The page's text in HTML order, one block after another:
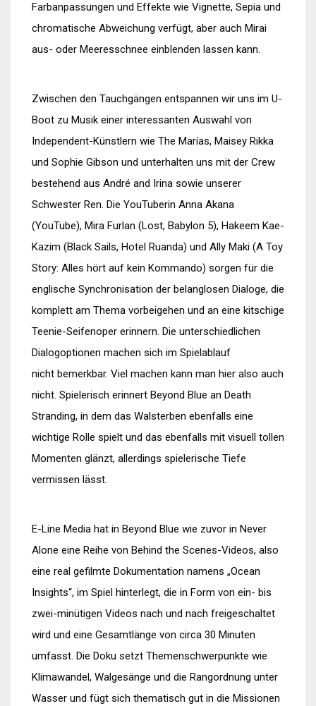
Farbanpassungen und Effekte wie Vignette, Sepia und
chromatische Abweichung verfügt, aber auch Mirai
aus- oder Meeresschnee einblenden lassen kann.
Zwischen den Tauchgängen entspannen wir uns im U-
Boot zu Musik einer interessanten Auswahl von
Independent-Künstlern wie The Marías, Maisey Rikka
und Sophie Gibson und unterhalten uns mit der Crew
bestehend aus André and Irina sowie unserer
Schwester Ren. Die YouTuberin Anna Akana
(YouTube), Mira Furlan (Lost, Babylon 5), Hakeem Kae-
Kazim (Black Sails, Hotel Ruanda) und Ally Maki (A Toy
Story: Alles hört auf kein Kommando) sorgen für die
englische Synchronisation der belanglosen Dialoge, die
komplett am Thema vorbeigehen und an eine kitschige
Teenie-Seifenoper erinnern. Die unterschiedlichen
Dialogoptionen machen sich im Spielablauf
nicht bemerkbar. Viel machen kann man hier also auch
nicht. Spielerisch erinnert Beyond Blue an Death
Stranding, in dem das Walsterben ebenfalls eine
wichtige Rolle spielt und das ebenfalls mit visuell tollen
Momenten glänzt, allerdings spielerische Tiefe
vermissen lässt.
E-Line Media hat in Beyond Blue wie zuvor in Never
Alone eine Reihe von Behind the Scenes-Videos, also
eine real gefilmte Dokumentation namens „Ocean
Insights“, im Spiel hinterlegt, die in Form von ein- bis
zwei-minütigen Videos nach und nach freigeschaltet
wird und eine Gesamtlänge von circa 30 Minuten
umfasst. Die Doku setzt Themenschwerpunkte wie
Klimawandel, Walgesänge und die Rangordnung unter
Wasser und fügt sich thematisch gut in die Missionen